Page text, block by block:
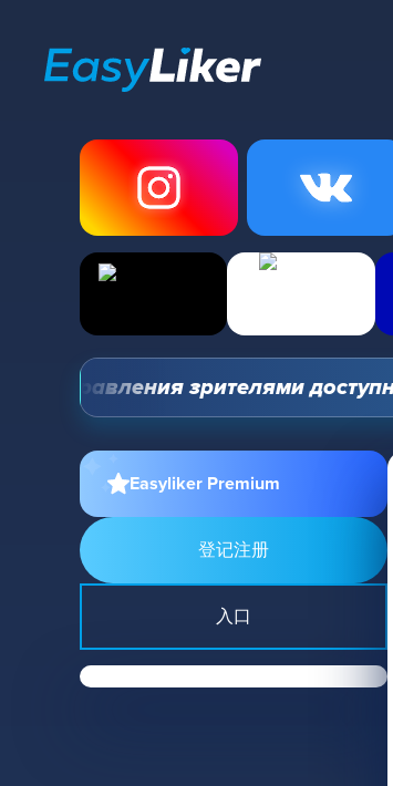
управления зрителями
Easyliker Premium
登记注册
入口